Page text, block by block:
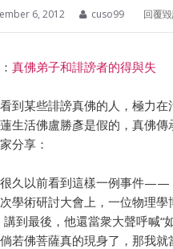
6, 2012 cuso99 回覆
真佛弟子和誹謗者的得與失
到某些誹謗真佛的人，極力
生活佛盧勝彥是假的，真佛
分享：
久以前看到這樣一例事件——
學術研討大會上，一位物理
講到最後，他還當衆大聲呼喊
若佛菩薩真的現身了，那我